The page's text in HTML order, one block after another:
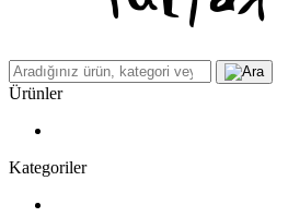
Ürünler
Kategoriler